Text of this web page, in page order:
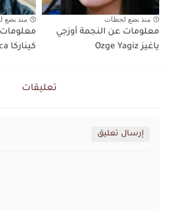
منذ بضع لحظات
معلومات عن النجمة أوزجي
ياغيز Ozge Yagiz
منذ بضع
معلومات
كيناركا Erdem Kaynarca
تعليقات
إرسال تعليق